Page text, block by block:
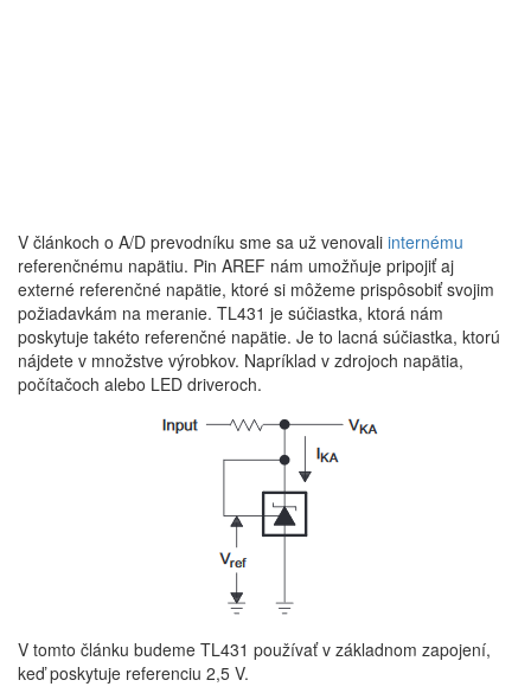
V článkoch o A/D prevodníku sme sa už venovali internému
referenčnému napätiu. Pin AREF nám umožňuje pripojiť aj
externé referenčné napätie, ktoré si môžeme prispôsobiť svojim
požiadavkám na meranie. TL431 je súčiastka, ktorá nám
poskytuje takéto referenčné napätie. Je to lacná súčiastka, ktorú
nájdete v množstve výrobkov. Napríklad v zdrojoch napätia,
počítačoch alebo LED driveroch.
V tomto článku budeme TL431 používať v základnom zapojení,
keď poskytuje referenciu 2,5 V.